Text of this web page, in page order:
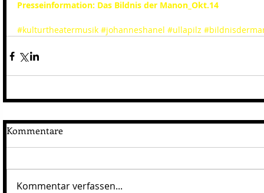
Presseinformation: Das Bildnis der Manon_Okt.14
#kulturtheatermusik #johanneshanel #ullapilz
Kommentare
Kommentar verfassen...